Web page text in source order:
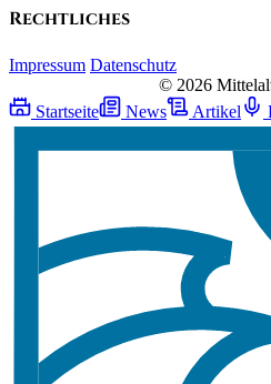
Rechtliches
Impressum Datenschutz
© 2026
Startseite
News Artikel